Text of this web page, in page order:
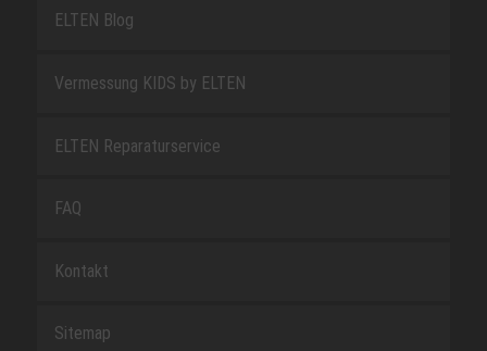
ELTEN Blog
Vermessung KIDS by ELTEN
ELTEN Reparaturservice
FAQ
Kontakt
Sitemap